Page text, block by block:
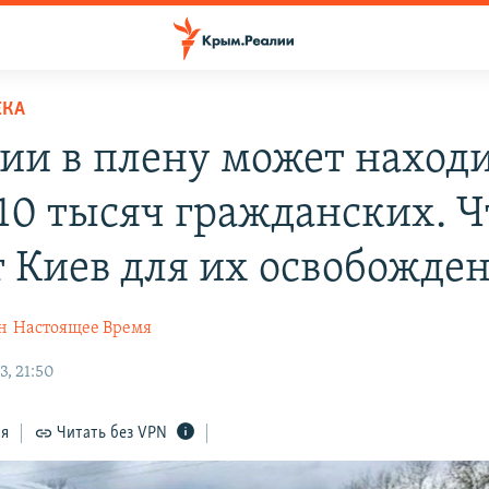
в плену может
тысяч гражданских.
Киев для их
Настоящее Время
21:50
Читать без VPN